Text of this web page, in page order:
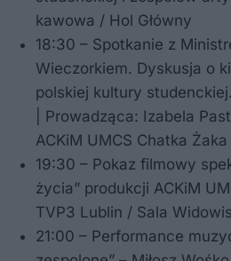
kawowa / Hol Główny
18:30 – Spotkanie z
Wieczorkiem. Dyskusja o
polskiej kultury
| Prowadząca: Izabela
ACKiM UMCS Chatka Żaka
19:30 – Pokaz filmowy
życia” produkcji ACKiM
TVP3 Lublin / Sala
21:00 – Performance